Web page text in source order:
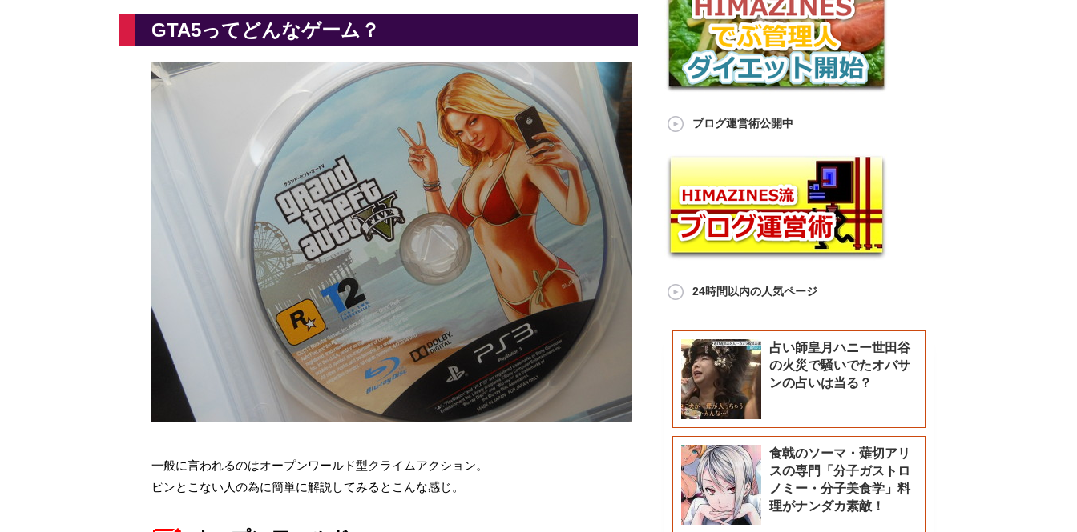
GTA5ってどんなゲーム？
一般に言われるのはオープンワールド型クライムアクション。
ピンとこない人の為に簡単に解説してみるとこんな感じ。
ブログ運営術公開中
24時間以内の人気ページ
占い師皇月ハニー世田谷
の火災で騒いでたオバサ
ンの占いは当る？
食戟のソーマ・薙切アリ
スの専門「分子ガストロ
ノミー・分子美食学」料
理がナンダカ素敵！